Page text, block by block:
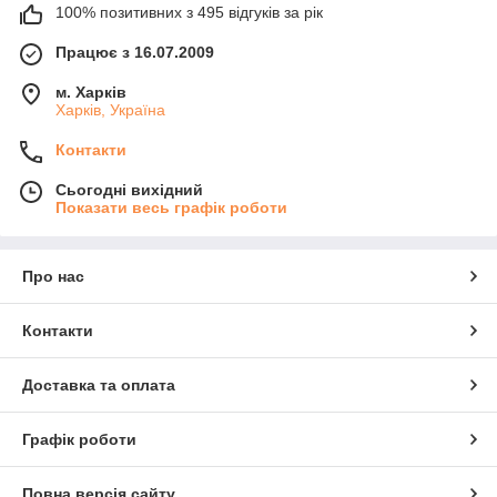
Шіїтаке (Lentinula edodes):"Імператорський гриб"
імунітет та сприяє зниженню рівня холестерину.
Як приймати?
Завдяки мікронізації, порошок легко розчиняється. Додавайте
0.5-1 чайну ложку до ранкової кави, чаю, смузі або просто
запивайте водою. Це зручний спосіб інтегрувати користь
грибів у ваш щоденний раціон.
100% позитивних з 495 відгуків за рік
Працює з 16.07.2009
м. Харків
Харків, Україна
Контакти
Сьогодні вихідний
Показати весь графік роботи
Про нас
Контакти
Доставка та оплата
Графік роботи